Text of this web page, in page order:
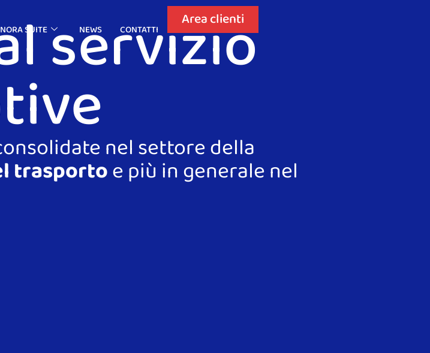
NORA SUITE NEWS CONTATTI
Area clienti
servizio
nel settore della
trasportoe più in generale nel